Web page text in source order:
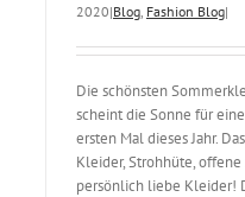
2020|Blog, Fashion Blog|
Die schönsten
scheint die Sonne für
ersten Mal dieses Jahr.
Kleider, Strohhüte,
persönlich liebe Kleider!